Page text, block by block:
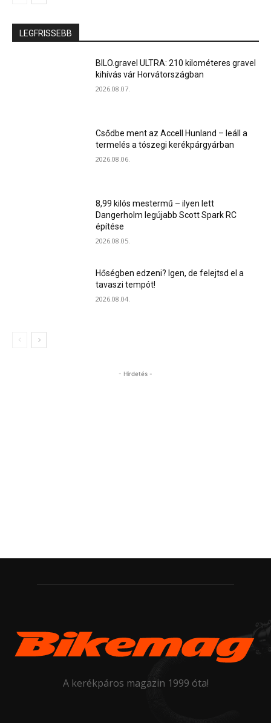
LEGFRISSEBB
BILO.gravel ULTRA: 210 kilométeres gravel
kihívás vár Horvátországban
2026.08.07.
Csődbe ment az Accell Hunland – leáll a
termelés a tószegi kerékpárgyárban
2026.08.06.
8,99 kilós mestermű – ilyen lett
Dangerholm legújabb Scott Spark RC
építése
2026.08.05.
Hőségben edzeni? Igen, de felejtsd el a
tavaszi tempót!
2026.08.04.
- Hirdetés -
A kerékpáros magazin 1999 óta!